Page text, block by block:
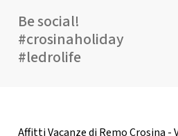
Be social!
#crosinaholiday
#ledrolife
Affitti Vacanze di Remo Crosina -